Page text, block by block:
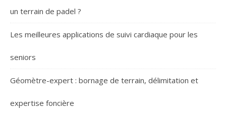
un terrain de padel ?
Les meilleures applications de suivi cardiaque pour les
seniors
Géomètre-expert : bornage de terrain, délimitation et
expertise foncière